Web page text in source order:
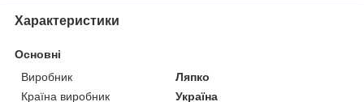
Характеристики
Основні
Виробник
Ляпко
Країна виробник
Україна